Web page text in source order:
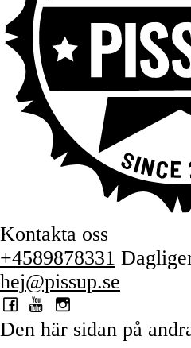
Kontakta oss
+4589878331
hej@pissup.se
Den här sidan på